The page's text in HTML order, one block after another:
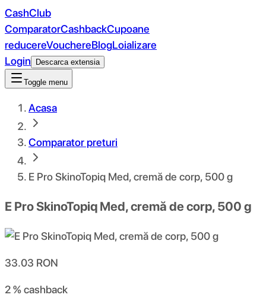
CashClub
ComparatorCashbackCupoane
reducereVouchereBlogLoializare
Login
Descarca extensia
Toggle menu
Acasa
Comparator preturi
E Pro SkinoTopiq Med, cremă de corp, 500 g
E Pro SkinoTopiq Med, cremă de corp, 500 g
33.03 RON
2 %cashback